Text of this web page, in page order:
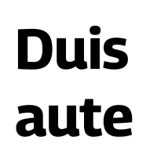
Duis
aute